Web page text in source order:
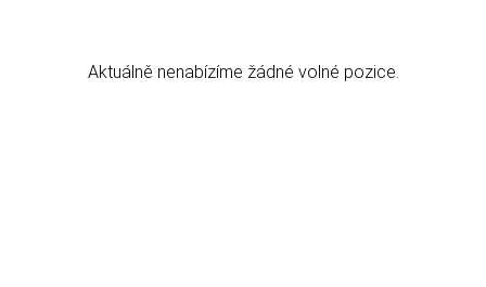
Aktuálně nenabízíme žádné volné pozice.